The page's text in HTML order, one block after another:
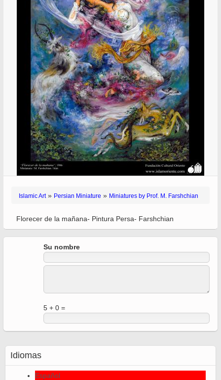
Islamic Art» Persian Miniature » Miniatures by Prof. M. Farshchian
Florecer de la mañana- Pintura Persa- Farshchian
Su nombre
5 + 0 =
Idiomas
Español